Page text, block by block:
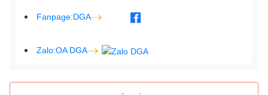
Fanpage:DGA
Zalo:OA DGA